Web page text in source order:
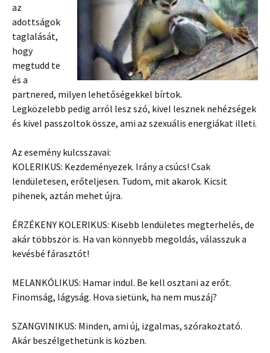
az
adottságok
taglalását,
hogy
megtudd te
és a
partnered, milyen lehetőségekkel bírtok.
Legközelebb pedig arról lesz szó, kivel lesznek nehézségek
és kivel passzoltok össze, ami az szexuális energiákat illeti.
Az esemény kulcsszavai:
KOLERIKUS: Kezdeményezek. Irány a csúcs! Csak
lendületesen, erőteljesen. Tudom, mit akarok. Kicsit
pihenek, aztán mehet újra.
ÉRZÉKENY KOLERIKUS: Kisebb lendületes megterhelés, de
akár többször is. Ha van könnyebb megoldás, válasszuk a
kevésbé fárasztót!
MELANKÓLIKUS: Hamar indul. Be kell osztani az erőt.
Finomság, lágyság. Hova sietünk, ha nem muszáj?
SZANGVINIKUS: Minden, ami új, izgalmas, szórakoztató.
Akár beszélgethetünk is közben.